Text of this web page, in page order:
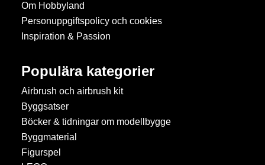
Om Hobbyland
Personuppgiftspolicy och cookies
Inspiration & Passion
Populära kategorier
Airbrush och airbrush kit
Byggsatser
Böcker & tidningar om modellbygge
Byggmaterial
Figurspel